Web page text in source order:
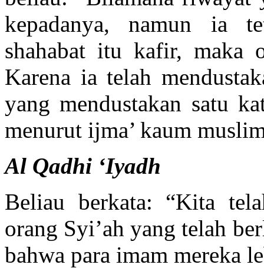
kepadanya, namun ia
shahabat itu kafir, maka
Karena ia telah
yang mendustakan satu
menurut ijma’ kaum
Al Qadhi ‘Iyadh
Beliau berkata: “Kita
orang Syi’ah yang telah
bahwa para imam mereka